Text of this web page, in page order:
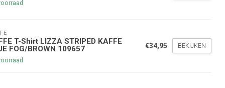
T-Shirt LIZZA STRIPED KAFFE
FOG/BROWN 109657
€34,95 BEKIJKEN